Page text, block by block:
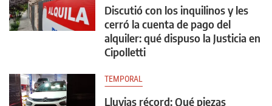
Discutió con los inquilinos y les
cerró la cuenta de pago del
alquiler: qué dispuso la Justicia en
Cipolletti
TEMPORAL
Lluvias récord: Qué piezas